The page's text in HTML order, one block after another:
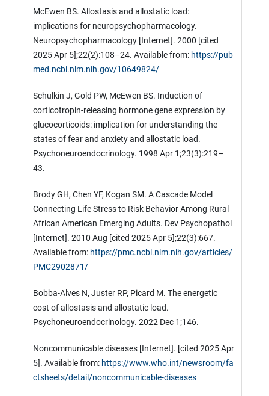
McEwen BS. Allostasis and allostatic load:
implications for neuropsychopharmacology.
Neuropsychopharmacology [Internet]. 2000 [cited
2025 Apr 5];22(2):108–24. Available from: https://pub
med.ncbi.nlm.nih.gov/10649824/
Schulkin J, Gold PW, McEwen BS. Induction of
corticotropin-releasing hormone gene expression by
glucocorticoids: implication for understanding the
states of fear and anxiety and allostatic load.
Psychoneuroendocrinology. 1998 Apr 1;23(3):219–
43.
Brody GH, Chen YF, Kogan SM. A Cascade Model
Connecting Life Stress to Risk Behavior Among Rural
African American Emerging Adults. Dev Psychopathol
[Internet]. 2010 Aug [cited 2025 Apr 5];22(3):667.
Available from: https://pmc.ncbi.nlm.nih.gov/articles/
PMC2902871/
Bobba-Alves N, Juster RP, Picard M. The energetic
cost of allostasis and allostatic load.
Psychoneuroendocrinology. 2022 Dec 1;146.
Noncommunicable diseases [Internet]. [cited 2025 Apr
5]. Available from: https://www.who.int/newsroom/fa
ctsheets/detail/noncommunicable-diseases